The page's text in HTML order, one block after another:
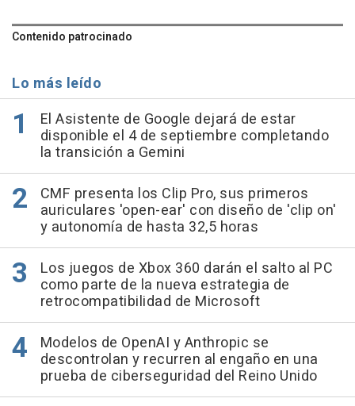
Contenido patrocinado
Lo más leído
El Asistente de Google dejará de estar
disponible el 4 de septiembre completando
la transición a Gemini
CMF presenta los Clip Pro, sus primeros
auriculares 'open-ear' con diseño de 'clip on'
y autonomía de hasta 32,5 horas
Los juegos de Xbox 360 darán el salto al PC
como parte de la nueva estrategia de
retrocompatibilidad de Microsoft
Modelos de OpenAI y Anthropic se
descontrolan y recurren al engaño en una
prueba de ciberseguridad del Reino Unido